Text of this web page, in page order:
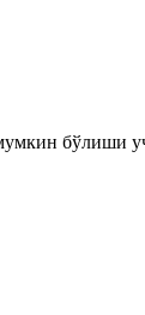
бўлиши